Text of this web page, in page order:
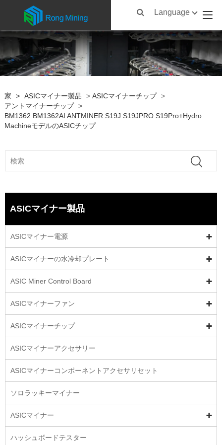
Language
家 > ASICマイナー製品 > ASICマイナーチップ >
アントマイナーチップ >
BM1362 BM1362AI ANTMINER S19J S19JPRO S19Pro+Hydro
MachineモデルのASICチップ
ASICマイナー製品
ASICマイナー電源
ASICマイナーの水冷却プレート
ASIC Miner Control Board
ASICマイナーファン
ASICマイナーチップ
ASICマイナーアクセサリー
ASICマイナーコンポーネントアクセサリセット
ソロラッキーマイナー
ASICマイナー
ハッシュボードテスター